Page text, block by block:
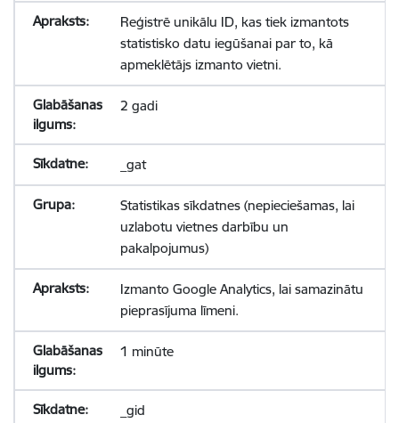
Reģistrē unikālu ID, kas tiek izmantots
statistisko datu iegūšanai par to, kā
apmeklētājs izmanto vietni.
2 gadi
_gat
Statistikas sīkdatnes (nepieciešamas, lai
uzlabotu vietnes darbību un
pakalpojumus)
Izmanto Google Analytics, lai samazinātu
pieprasījuma līmeni.
1 minūte
_gid